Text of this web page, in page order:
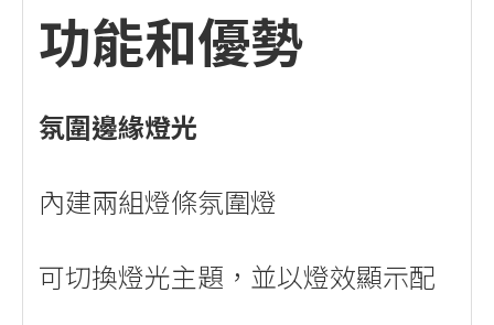
功能和優勢
氛圍邊緣燈光
內建兩組燈條氛圍燈
可切換燈光主題，並以燈效顯示配